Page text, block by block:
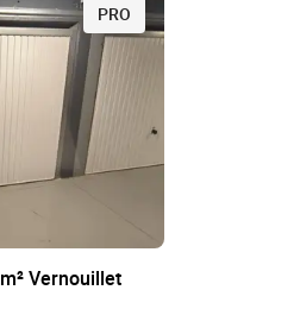
PRO
Vernouillet